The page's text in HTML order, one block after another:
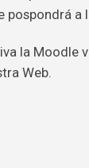
pospondrá a
la Moodle
Web.